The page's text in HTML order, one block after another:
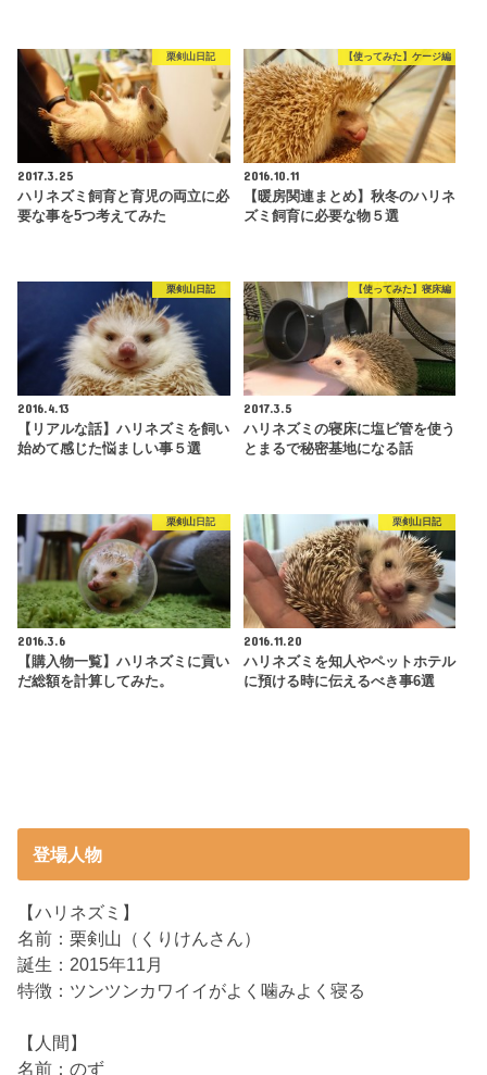
栗剣山日記
2017.3.25
ハリネズミ飼育と育児の両立に必
要な事を5つ考えてみた
【使ってみた】ケージ編
2016.10.11
【暖房関連まとめ】秋冬のハリネ
ズミ飼育に必要な物５選
栗剣山日記
2016.4.13
【リアルな話】ハリネズミを飼い
始めて感じた悩ましい事５選
【使ってみた】寝床編
2017.3.5
ハリネズミの寝床に塩ビ管を使う
とまるで秘密基地になる話
栗剣山日記
2016.3.6
【購入物一覧】ハリネズミに貢い
だ総額を計算してみた。
栗剣山日記
2016.11.20
ハリネズミを知人やペットホテル
に預ける時に伝えるべき事6選
登場人物
【ハリネズミ】
名前：栗剣山（くりけんさん）
誕生：2015年11月
特徴：ツンツンカワイイがよく噛みよく寝る
【人間】
名前：のず